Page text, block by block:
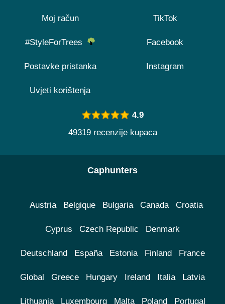
Moj račun
#StyleForTrees
Postavke pristanka
Uvjeti korištenja
TikTok
Facebook
Instagram
4.9
49319 recenzije kupaca
Caphunters
Austria Belgique Bulgaria Canada Croatia
Cyprus Czech Republic Denmark
Deutschland España Estonia Finland France
Global Greece Hungary Ireland Italia Latvia
Lithuania Luxembourg Malta Poland Portugal